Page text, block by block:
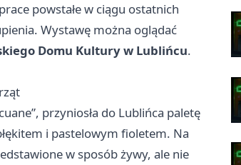
powstałe w ciągu ostatnich
Wystawę można oglądać
Domu Kultury w Lublińcu.
przyniosła do Lublińca paletę
i pastelowym fioletem. Na
w sposób żywy, ale nie